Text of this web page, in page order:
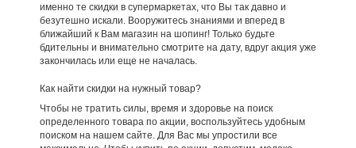
именно те скидки в супермаркетах, что Вы так давно и
безутешно искали. Вооружитесь знаниями и вперед в
ближайший к Вам магазин на шопинг! Только будьте
бдительны и внимательно смотрите на дату, вдруг акция уже
закончилась или еще не началась.
Как найти скидки на нужный товар?
Чтобы не тратить силы, время и здоровье на поиск
определенного товара по акции, воспользуйтесь удобным
поиском на нашем сайте. Для Вас мы упростили все